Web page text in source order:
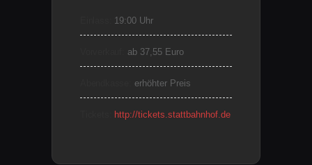
19:00 Uhr
ab 37,55 Euro
erhöhter Preis
http://tickets.stattbahnhof.de